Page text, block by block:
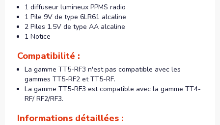
1 diffuseur lumineux PPMS radio
1 Pile 9V de type 6LR61 alcaline
2 Piles 1.5V de type AA alcaline
1 Notice
Compatibilité :
La gamme TT5-RF3 n'est pas compatible avec les
gammes TT5-RF2 et TT5-RF.
La gamme TT5-RF3 est compatible avec la gamme TT4-
RF/ RF2/RF3.
Informations détaillées :